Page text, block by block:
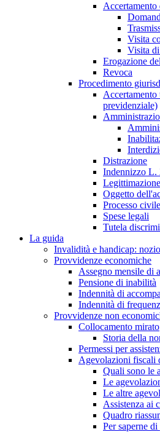
Visita
Visita
Erogazione
Revoca
Procedimento
previdenziale)
Distrazione
Indennizzo L.
Oggetto
Processo
Spese legali
Tutela
La guida
Invalidità e handicap:
Provvidenze economiche
Assegno mensile di
Pensione di inabilità
Indennità di
Indennità di
Provvidenze non
Collocamento mirato
Storia della
Permessi per
Agevolazioni fiscali
Quali sono le
Le
Le altre
Assistenza ai
Quadro
Per saperne di